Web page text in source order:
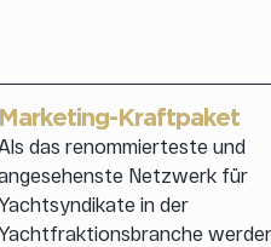
Marketing-Kraftpaket
Als das renommierteste und
Netzwerk für
in der